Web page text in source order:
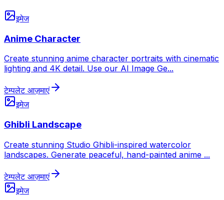
इमेज
Anime Character
Create stunning anime character portraits with cinematic
lighting and 4K detail. Use our AI Image Ge...
टेम्पलेट आज़माएं
इमेज
Ghibli Landscape
Create stunning Studio Ghibli-inspired watercolor
landscapes. Generate peaceful, hand-painted anime ...
टेम्पलेट आज़माएं
इमेज